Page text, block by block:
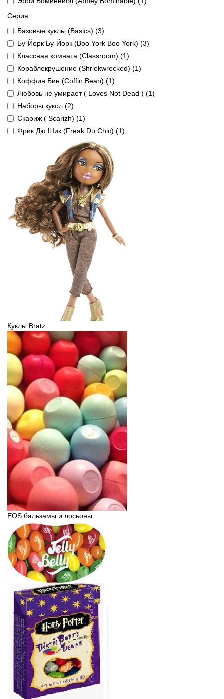
Серия
Базовые куклы (Basics) (3)
Бу-Йорк Бу-Йорк (Boo York Boo York) (3)
Классная комната (Classroom) (1)
Кораблекрушение (Shriekwrecked) (1)
Коффин Бин (Coffin Bean) (1)
Любовь не умирает ( Loves Not Dead ) (1)
Наборы кукол (2)
Скариж ( Scarizh) (1)
Фрик Дю Шик (Freak Du Chic) (1)
Куклы Bratz
EOS бальзамы и лосьоны